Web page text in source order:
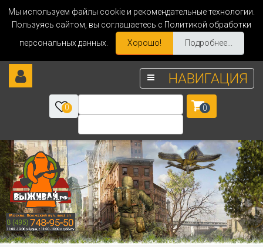
Мы используем файлы cookie и рекомендательные технологии.
Пользуясь сайтом, вы соглашаетесь с Политикой обработки
персональных данных.
Хорошо! Подробнее...
НАВИГАЦИЯ
0 0